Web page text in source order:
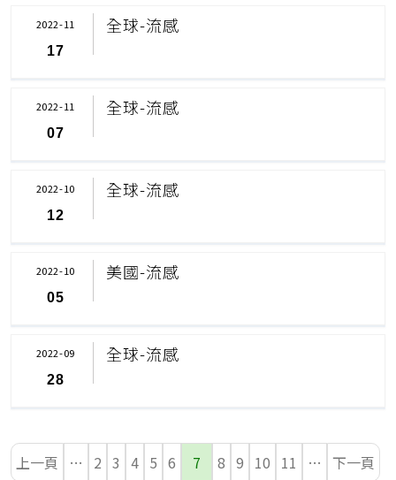
全球-流感
2022-11
17
全球-流感
2022-11
07
全球-流感
2022-10
12
美國-流感
2022-10
05
全球-流感
2022-09
28
上一頁 … 2 3 4 5 6 7 8 9 10 11 … 下一頁